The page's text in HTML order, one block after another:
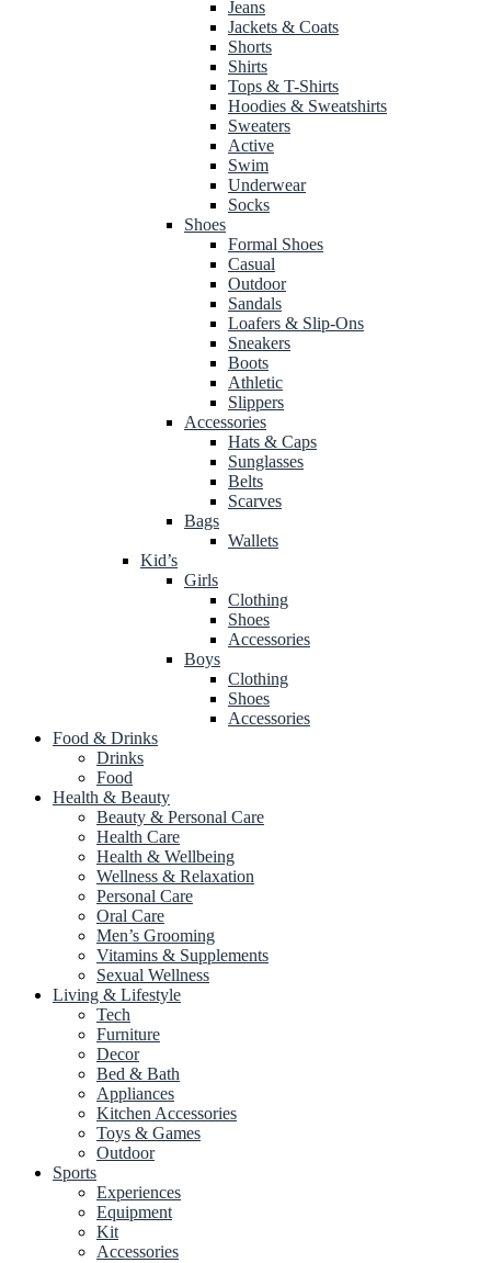
Jeans
Jackets & Coats
Shorts
Shirts
Tops & T-Shirts
Hoodies & Sweatshirts
Sweaters
Active
Swim
Underwear
Socks
Shoes
Formal Shoes
Casual
Outdoor
Sandals
Loafers & Slip-Ons
Sneakers
Boots
Athletic
Slippers
Accessories
Hats & Caps
Sunglasses
Belts
Scarves
Bags
Wallets
Kid’s
Girls
Clothing
Shoes
Accessories
Boys
Clothing
Shoes
Accessories
Food & Drinks
Drinks
Food
Health & Beauty
Beauty & Personal Care
Health Care
Health & Wellbeing
Wellness & Relaxation
Personal Care
Oral Care
Men’s Grooming
Vitamins & Supplements
Sexual Wellness
Living & Lifestyle
Tech
Furniture
Decor
Bed & Bath
Appliances
Kitchen Accessories
Toys & Games
Outdoor
Sports
Experiences
Equipment
Kit
Accessories